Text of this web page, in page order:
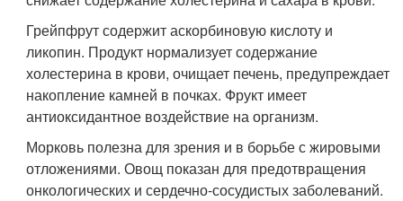
Грейпфрут содержит аскорбиновую кислоту и
ликопин. Продукт нормализует содержание
холестерина в крови, очищает печень, предупреждает
накопление камней в почках. Фрукт имеет
антиоксидантное воздействие на организм.
Морковь полезна для зрения и в борьбе с жировыми
отложениями. Овощ показан для предотвращения
онкологических и сердечно-сосудистых заболеваний.